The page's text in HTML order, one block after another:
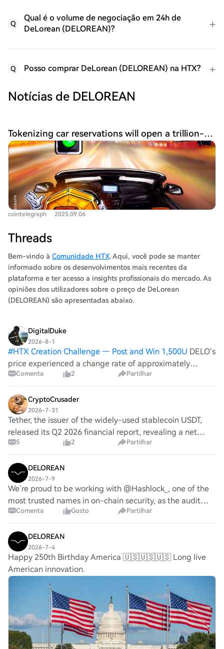
Q
Qual é o volume de negociação em 24h de
DeLorean (DELOREAN)?
Q Posso comprar DeLorean (DELOREAN) na HTX?
Notícias de DELOREAN
Tokenizing car reservations will open a trillion-dollar market
cointelegraph 2025.09.06
Threads
Bem-vindo à Comunidade HTX. Aqui, você pode se manter
informado sobre os desenvolvimentos mais recentes da
plataforma e ter acesso a insights profissionais do mercado. As
opiniões dos utilizadores sobre o preço de DeLorean
(DELOREAN) são apresentadas abaixo.
DigitalDuke
2026-8-1
#HTX Creation Challenge — Post and Win 1,500U DELO’s
price experienced a change rate of approximately
-0.38%. This downtrend might be reflective of broader
traders often react to news that aff
Comenta 2 Partilhar
CryptoCrusader
2026-7-31
Tether, the issuer of the widely-used stablecoin USDT,
released its Q2 2026 financial report, revealing a net
operating profit of approximately $1.5 billion and a
5 2 Partilhar
DELOREAN
2026-7-9
We’re proud to be working with @Hashlock_, one of the
most trusted names in on-chain security, as the audit
partner for DeLorean Labs’ staking and governance
Comenta Gosto Partilhar
DELOREAN
2026-7-4
Happy 250th Birthday America 🇺🇸🇺🇸🇺🇸 Long live
American innovation.